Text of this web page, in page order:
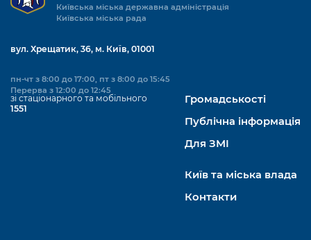
Київська міська державна адміністрація
Київська міська рада
вул. Хрещатик, 36, м. Київ, 01001
пн-чт з 8:00 до 17:00, пт з 8:00 до 15:45
Перерва з 12:00 до 12:45
зі стаціонарного та мобільного
1551
Громадськості
Публічна інформація
Для ЗМІ
Київ та міська влада
Контакти